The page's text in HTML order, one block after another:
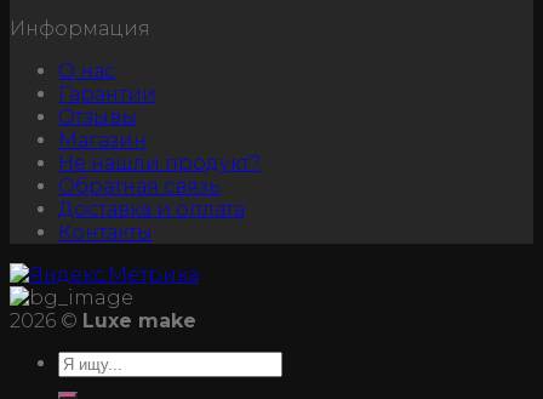
Информация
О нас
Гарантии
Отзывы
Магазин
Не нашли продукт?
Обратная связь
Доставка и оплата
Контакты
2026 © Luxe make